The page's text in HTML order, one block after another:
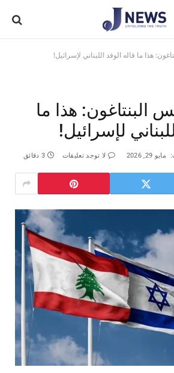
هذا ما قاله الوفد اللبناني لإسرائيل!
البنتاغون: هذا ما
لإسرائيل!
مايو 29, 2026 لا توجد تعليقات 3 دقائق